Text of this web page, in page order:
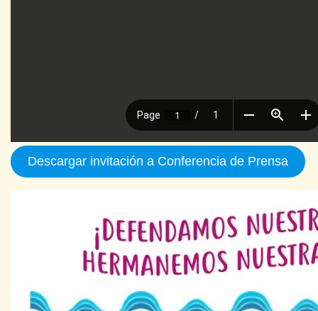
Descargar invitación a Conferencia de Prensa